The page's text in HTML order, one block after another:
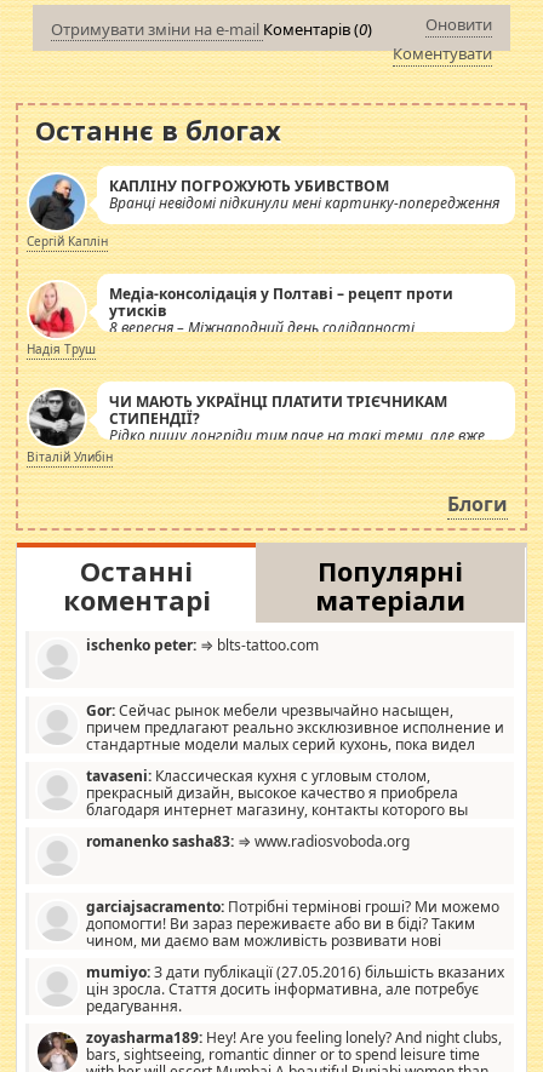
Отримувати зміни на e-mail Коментарів (0)
Оновити
Коментувати
Останнє в блогах
КАПЛІНУ ПОГРОЖУЮТЬ УБИВСТВОМ
Вранці невідомі підкинули мені картинку-попередження
Сергій Каплін
Медіа-консолідація у Полтаві – рецепт проти
утисків
8 вересня – Міжнародний день солідарності
журналістів.
Надія Труш
ЧИ МАЮТЬ УКРАЇНЦІ ПЛАТИТИ ТРІЄЧНИКАМ
СТИПЕНДІЇ?
Рідко пишу лонгріди тим паче на такі теми, але вже
просто дістало! Обурюють сьогоднішні інсенуації
навколо стипендіального питання. Штучно
роздувається ще одна соціальна катастрофа.
Віталій Улибін
Блоги
Останні
коментарі
Популярні
матеріали
ischenko peter: ⇒ blts-tattoo.com
Gor:Сейчас рынок мебели чрезвычайно насыщен,
причем предлагают реально эксклюзивное исполнение и
стандартные модели малых серий кухонь, пока видел
стандартные формы, в MebelOk, креативненько и что главное -
со вкусом все в порядке, без ненужных наворотов удорожающих
мебель, а это не последний фактор.
tavaseni: Классическая кухня с угловым столом,
прекрасный дизайн, высокое качество я приобрела
благодаря интернет магазину, контакты которого вы
romanenko sasha83: ⇒ www.radiosvoboda.org
garciajsacramento: Потрібні термінові гроші? Ми можемо
допомогти! Ви зараз переживаєте або ви в біді? Таким
чином, ми даємо вам можливість розвивати нові
допомагати людям, які намагаються дати їм шанс. Кожен
заслуговує на другий шанс, і, оскільки влада не зможе, вони
повинні приймати від інших. Для нас нема багато суми, і зрілість
витрат, а тільки узгоджених сум і нічого іншого. Не чекайте і не
коментуйте цей пост. Введіть суму, яку ви хочете подати, і ми
mumiyo:З дати публікації (27.05.2016) більшість вказаних
цін зросла. Стаття досить інформативна, але потребує
редагування.
zoyasharma189: Hey! Are you feeling lonely? And night clubs,
bars, sightseeing, romantic dinner or to spend leisure time